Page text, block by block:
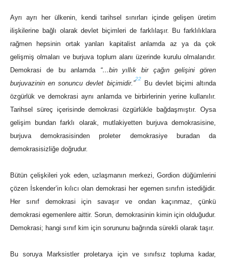
Ayrı ayrı her ülkenin, kendi tarihsel sınırları içinde gelişen üretim
ilişkilerine bağlı olarak devlet biçimleri de farklılaşır. Bu farklılıklara
rağmen hepsinin ortak yanları kapitalist anlamda az ya da çok
gelişmiş olmaları ve burjuva toplum alanı üzerinde kurulu olmalarıdır.
Demokrasi de bu anlamda “…bin yıllık bir çağın gelişini gören
burjuvazinin en sonuncu devlet biçimidir.”
22
Bu devlet biçimi altında
özgürlük ve demokrasi aynı anlamda ve birbirlerinin yerine kullanılır.
Tarihsel süreç içerisinde demokrasi özgürlükle bağdaşmıştır. Oysa
gelişim bundan farklı olarak, mutlakiyetten burjuva demokrasisine,
burjuva demokrasisinden proleter demokrasiye buradan da
demokrasisizliğe doğrudur.
Bütün çelişkileri yok eden, uzlaşmanın merkezi, Gordion düğümlerini
çözen İskender’in kılıcı olan demokrasi her egemen sınıfın istediğidir.
Her sınıf demokrasi için savaşır ve ondan kaçınmaz, çünkü
demokrasi egemenlere aittir. Sorun, demokrasinin kimin için olduğudur.
Demokrasi; hangi sınıf kim için sorununu bağrında sürekli olarak taşır.
Bu soruya Marksistler proletarya için ve sınıfsız topluma kadar,